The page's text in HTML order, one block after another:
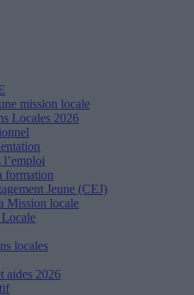
mission locale
Locales 2026
formation
Jeune (CEJ)
Mission locale
locales
aides 2026